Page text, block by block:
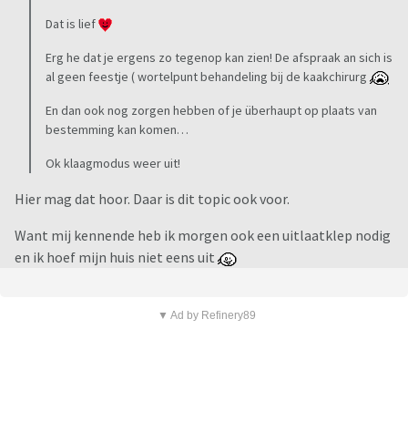
Dat is lief
Erg he dat je ergens zo tegenop kan zien! De afspraak an sich is
al geen feestje ( wortelpunt behandeling bij de kaakchirurg
En dan ook nog zorgen hebben of je überhaupt op plaats van
bestemming kan komen…
Ok klaagmodus weer uit!
Hier mag dat hoor. Daar is dit topic ook voor.
Want mij kennende heb ik morgen ook een uitlaatklep nodig
en ik hoef mijn huis niet eens uit
▼ Ad by Refinery89